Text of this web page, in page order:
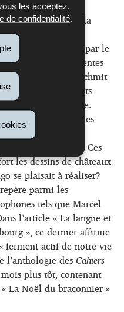
les acceptez.
de confidentialité.
entre ceux de la
l’Autriche et de
dorée, édité par le
présente les différentes
Nicolas Schmit-
une vue des ponts
à Luxembourg-ville.
quatre peintures
des châteaux de
et Vianden. Ces
les dessins de châteaux
se plaisait à réaliser?
parmi les
tels que Marcel
l’article « La langue et
», ce dernier affirme
ferment actif de notre vie
l’anthologie desCahiers
plus tôt, contenant
La Noël du braconnier »